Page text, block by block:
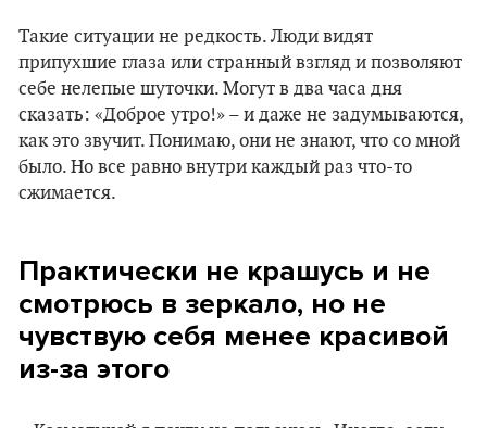
Такие ситуации не редкость. Люди видят
припухшие глаза или странный взгляд и позволяют
себе нелепые шуточки. Могут в два часа дня
сказать: «Доброе утро!» – и даже не задумываются,
как это звучит. Понимаю, они не знают, что со мной
было. Но все равно внутри каждый раз что-то
сжимается.
Практически не крашусь и не
смотрюсь в зеркало, но не
чувствую себя менее красивой
из-за этого